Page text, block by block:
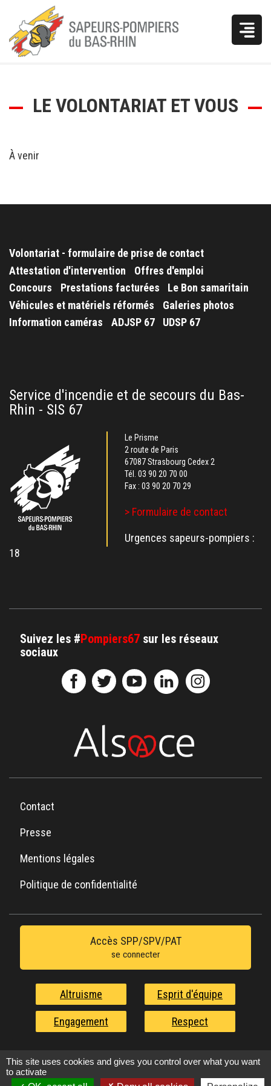
êtesLE VOLONTARIAT ET VOUS
À venir
Volontariat - formulaire de prise de contact
Attestation d'intervention
Offres d'emploi
Concours
Prestations facturées
Le Bon samaritain
Véhicules et matériels réformés
Galeries photos
Information caméras
ADJSP 67 UDSP 67
Service d'incendie et de secours du Bas-
Rhin - SIS 67
Le Prisme
2 route de Paris
67087 Strasbourg Cedex 2
Tél. 03 90 20 70 00
Fax : 03 90 20 70 29
> Formulaire de contact
Urgences sapeurs-pompiers :
18
Suivez les #Pompiers67 sur les réseaux
sociaux
Contact
Presse
Mentions légales
Politique de confidentialité
Accès SPP/SPV/PAT
se connecter
Altruisme Esprit d'équipe
Engagement Respect
This site uses cookies and gives you control over what you want
to activate